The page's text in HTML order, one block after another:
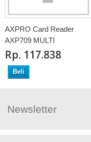
AXPRO Card Reader
AXP709 MULTI
Rp‎. 117.838
Beli
Newsletter